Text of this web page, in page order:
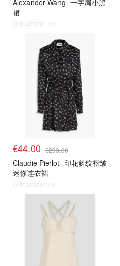
Alexander Wang 一字肩小黑
裙
@dealmoon.de
€44.00 €293.00
Claudie Pierlot 印花斜纹褶皱
迷你连衣裙
@dealmoon.de